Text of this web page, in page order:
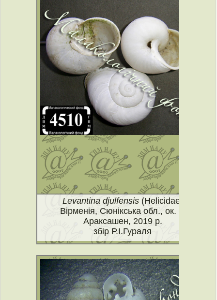
Levantina djulfensis(Helicidae)
Вірменія, Сюнікська обл., ок. с.
Араксашен, 2019 р.
збір Р.І.Гураля